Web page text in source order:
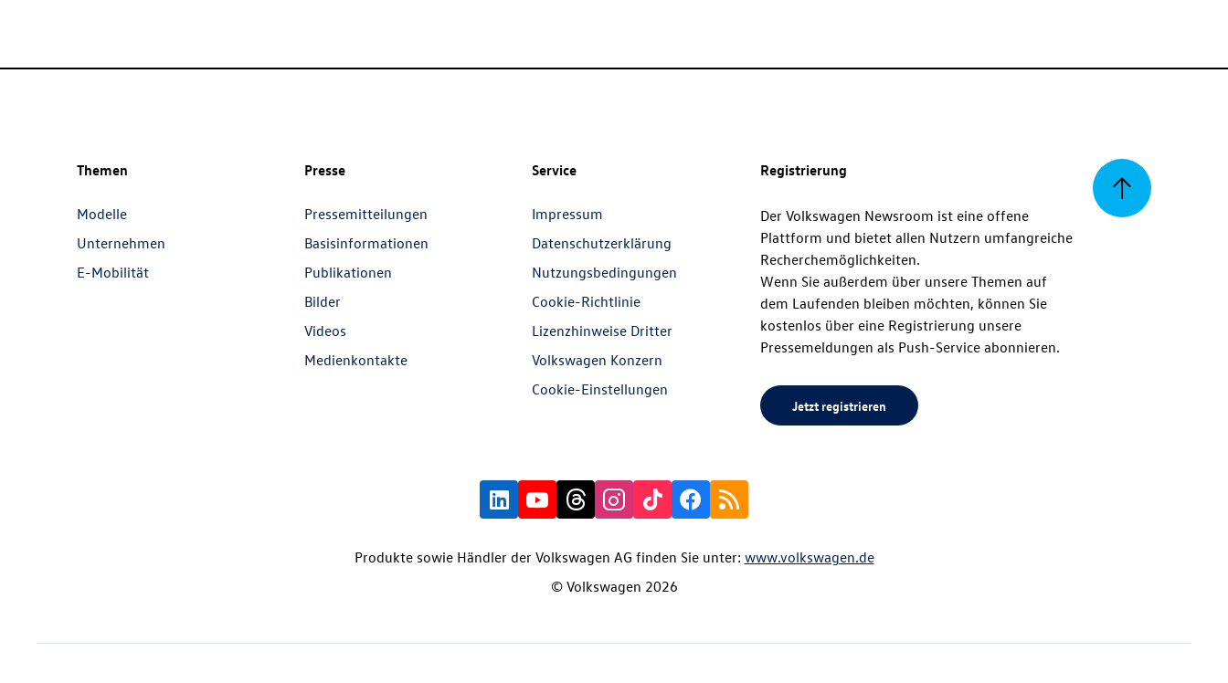
Zurück
Themen
Modelle
Unternehmen
E-Mobilität
Presse
Pressemitteilungen
Basisinformationen
Publikationen
Bilder
Videos
Medienkontakte
Service
Impressum
Datenschutzerklärung
Nutzungsbedingungen
Cookie-Richtlinie
Lizenzhinweise Dritter
Volkswagen Konzern
Cookie-Einstellungen
Registrierung
Der Volkswagen Newsroom ist eine offene
Plattform und bietet allen Nutzern umfangreiche
Recherchemöglichkeiten.
Wenn Sie außerdem über unsere Themen auf
dem Laufenden bleiben möchten, können Sie
kostenlos über eine Registrierung unsere
Pressemeldungen als Push-Service abonnieren.
Jetzt registrieren
Produkte sowie Händler der Volkswagen AG finden Sie unter: www.volkswagen.de
© Volkswagen 2026